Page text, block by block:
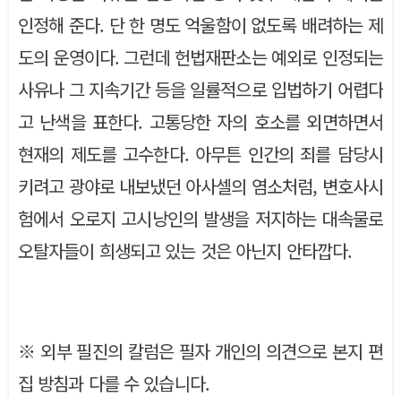
인정해 준다. 단 한 명도 억울함이 없도록 배려하는 제
도의 운영이다. 그런데 헌법재판소는 예외로 인정되는
사유나 그 지속기간 등을 일률적으로 입법하기 어렵다
고 난색을 표한다. 고통당한 자의 호소를 외면하면서
현재의 제도를 고수한다. 아무튼 인간의 죄를 담당시
키려고 광야로 내보냈던 아사셀의 염소처럼, 변호사시
험에서 오로지 고시낭인의 발생을 저지하는 대속물로
오탈자들이 희생되고 있는 것은 아닌지 안타깝다.
※ 외부 필진의 칼럼은 필자 개인의 의견으로 본지 편
집 방침과 다를 수 있습니다.